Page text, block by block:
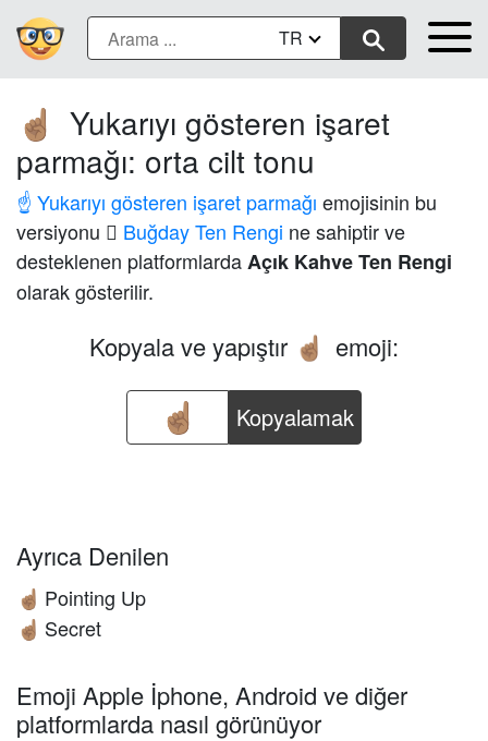
TR
☝🏽
Yukarıyı gösteren işaret
parmağı: orta cilt tonu
☝️ Yukarıyı gösteren işaret parmağı emojisinin bu
versiyonu 🏽 Buğday Ten Rengi ne sahiptir ve
desteklenen platformlardaAçık Kahve Ten Rengi
olarak gösterilir.
Kopyala ve yapıştır ☝🏽 emoji:
Kopyalamak
Ayrıca Denilen
☝🏽 Pointing Up
☝🏽 Secret
Emoji Apple İphone, Android ve diğer
platformlarda nasıl görünüyor